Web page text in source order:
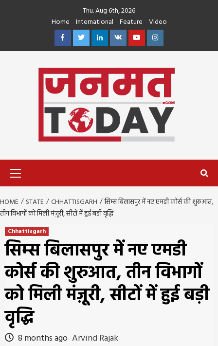
Thu. Aug 6th, 2026
Home
International Feature
Video
FacebookTwitterLinkedin
VK YoutubeInstagram
HOME STATE CHHATTISGARH
सिम्स बिलासपुर में नए एमडी कोर्स की शुरुआत,
तीन विभागों को मिली मंज़ूरी, सीटों में हुई बड़ी वृद्धि
Chhattisgarh
सिम्स बिलासपुर में नए एमडी
कोर्स की शुरुआत, तीन विभागों
को मिली मंज़ूरी, सीटों में हुई बड़ी
वृद्धि
8 months ago Arvind Rajak